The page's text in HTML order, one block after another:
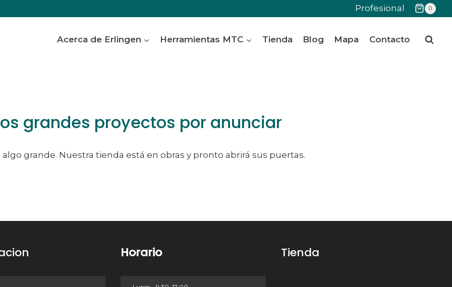
Profesional 0
Acerca de Erlingen Herramientas MTC Tienda Blog Mapa Contacto
grandes proyectos por anunciar
grande. Nuestra tienda está en obras y pronto abrirá sus puertas.
Horario Tienda